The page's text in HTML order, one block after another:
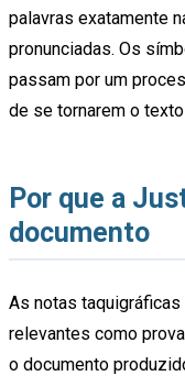
palavras exatamente
pronunciadas. Os
passam por um
de se tornarem o
Por que a
documento
As notas
relevantes como
o documento